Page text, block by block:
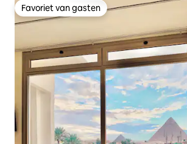
Favoriet van gasten
Favoriet van gasten